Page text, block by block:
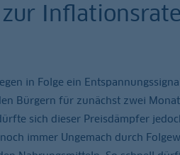
in Folge ein
Bürgern für zunächst zwei
sich dieser Preisdämpfer
immer Ungemach durch